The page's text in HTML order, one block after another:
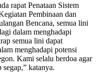
rapat Penataan Sistem
Pembinaan dan
Bencana, semua lini
dalam menghadapi
semua lini dapat
menghadapi potensi
Kami selalu berdoa agar
katanya.